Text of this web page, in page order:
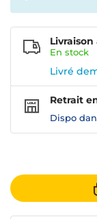
En stock
Livré
Retrait
Dispo